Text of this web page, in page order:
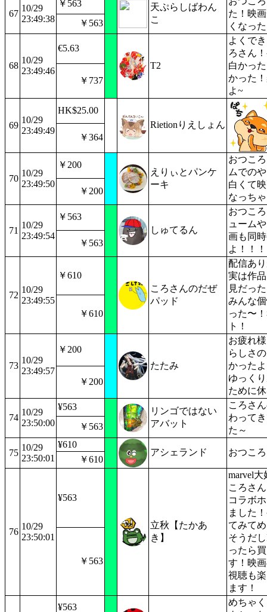
67
10/29
23:49:38
￥563
天ぷらしばわん
こ
た！映
くなっ
￥563
68
10/29
23:49:46
€5.63
T2
よくで
ろさん
白かっ
かった
よ~
￥737
69
10/29
23:49:49
HK$25.00
Rietionりえしょん
￥364
70
10/29
23:49:50
￥200
えりぃとパンケ
ーキ
おつこ
ムでの
白くて
なっち
￥200
71
10/29
23:49:54
￥563
しゅてるん
おつこ
ューム
画も同
よ！！
￥563
72
10/29
23:49:55
￥610
ころさんのだぜ
パッド
配信あ
実は作
見だっ
みんな
った〜
ト！
￥610
73
10/29
23:49:57
￥200
たたみ
お疲れ
らしさ
かった
ゆっく
ために
￥200
74
10/29
23:50:00
¥563
リンゴではない
アバット
ころさ
わって
た～
￥563
75
10/29
23:50:01
¥610
アシェランド おつこ
￥610
76
10/29
23:50:01
¥563
立秋【たかあ
き】
marvel
ころさ
コラボ
ました
てみて
そうだ
ったら
す！映
視聴も
ます！
￥563
¥563
めちゃ